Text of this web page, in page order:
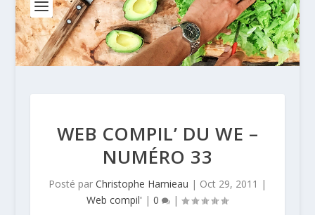
WEB COMPIL’ DU WE –
NUMÉRO 33
Posté par Christophe Hamieau | Oct 29, 2011 |
Web compil' |0 |